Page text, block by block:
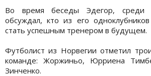
Во время беседы Эдегор, среди
обсуждал, кто из его
стать успешным тренером в будущем.
Футболист из Норвегии отметил
команде: Жоржиньо, Юрриена
Зинченко.